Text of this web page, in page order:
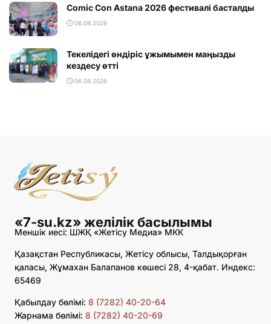
Comic Con Astana 2026 фестивалi басталды
06.08.2026
Текелідегі өндіріс ұжымымен маңызды
кездесу өтті
06.08.2026
«7-su.kz» желілік басылымы
Меншік иесі: ШЖҚ «Жетісу Медиа» МКК
Қазақстан Республикасы, Жетісу облысы, Талдықорған
қаласы, Жұмахан Балапанов көшесі 28, 4-қабат. Индекс:
65469
Қабылдау бөлімі: 8 (7282) 40-20-64
Жарнама бөлімі: 8 (7282) 40-20-69